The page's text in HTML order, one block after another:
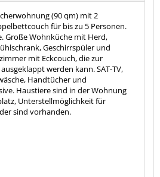
(90 qm) mit 2
für bis zu 5 Personen.
Große Wohnküche mit Herd,
Geschirrspüler und
mit Eckcouch, die zur
werden kann. SAT-TV,
Handtücher und
Haustiere sind in der Wohnung
Unterstellmöglichkeit für
sind vorhanden.